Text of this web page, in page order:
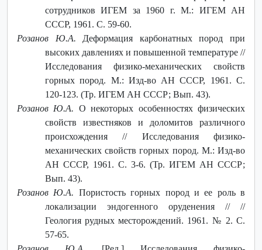
сотрудников ИГЕМ за 1960 г. М.: ИГЕМ АН
СССР, 1961. С. 59-60.
Розанов Ю.А. Деформация карбонатных пород при
высоких давлениях и повышенной температуре //
Исследования физико-механических свойств
горных пород. М.: Изд-во АН СССР, 1961. С.
120-123. (Тр. ИГЕМ АН СССР; Вып. 43).
Розанов Ю.А. О некоторых особенностях физических
свойств известняков и доломитов различного
происхождения // Исследования физико-
механических свойств горных пород. М.: Изд-во
АН СССР, 1961. С. 3-6. (Тр. ИГЕМ АН СССР;
Вып. 43).
Розанов Ю.А. Пористость горных пород и ее роль в
локализации эндогенного оруденения // //
Геология рудных месторождений. 1961. № 2. С.
57-65.